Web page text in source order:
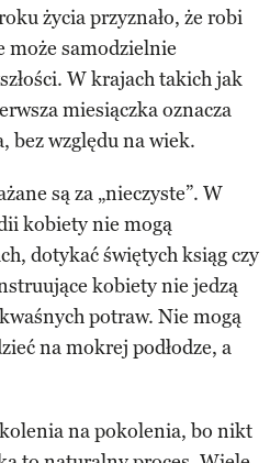
życia przyznało, że robi
może samodzielnie
W krajach takich jak
miesiączka oznacza
bez względu na wiek.
są za „nieczyste”. W
kobiety nie mogą
dotykać świętych ksiąg czy
kobiety nie jedzą
potraw. Nie mogą
na mokrej podłodze, a
na pokolenia, bo nikt